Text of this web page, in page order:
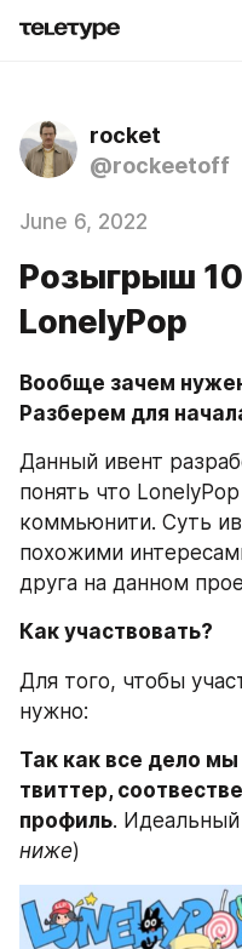
rocket
@rockeetoff
June 6, 2022
Розыгрыш
LonelyPop
Вообще зачем
Разберем для
Данный ивент
понять что
коммьюнити. Суть
похожими
друга на данном
Как участвовать?
Для того, чтобы
нужно:
Так как все дело
твиттер,
профиль
ниже)